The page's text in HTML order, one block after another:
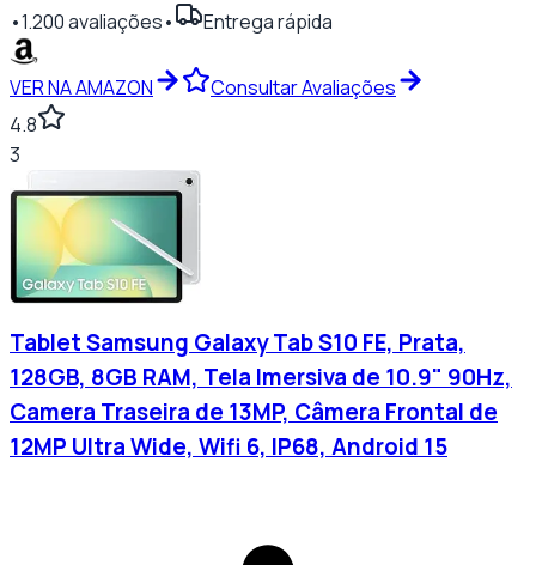
•1.200avaliações• Entrega rápida
VER NA AMAZON
Consultar Avaliações
4.8
3
Tablet Samsung Galaxy Tab S10 FE, Prata,
128GB, 8GB RAM, Tela Imersiva de 10.9" 90Hz,
Camera Traseira de 13MP, Câmera Frontal de
12MP Ultra Wide, Wifi 6, IP68, Android 15